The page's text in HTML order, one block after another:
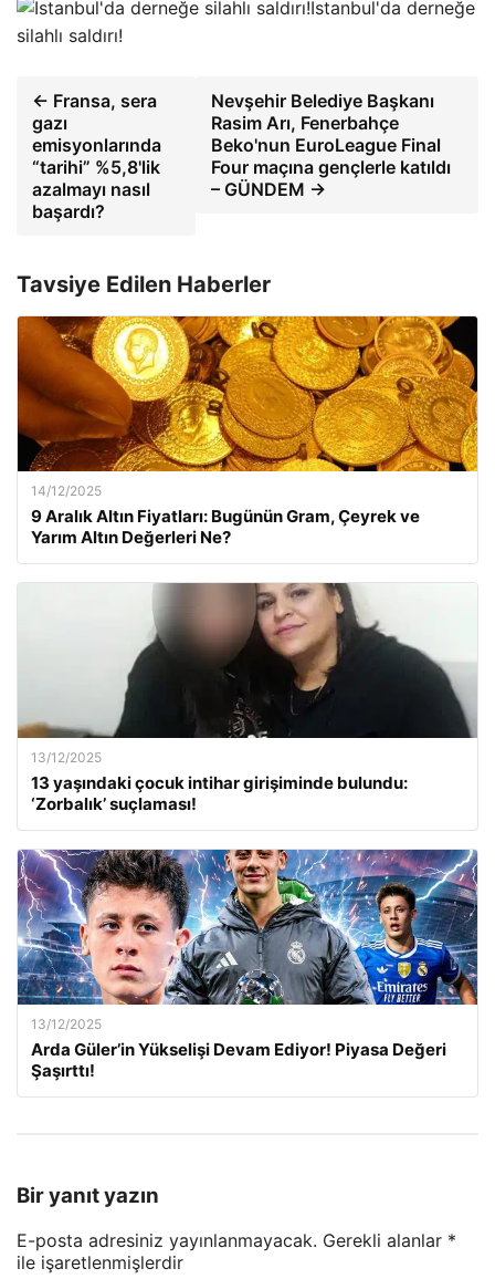
İstanbul'da derneğe
silahlı saldırı!
← Fransa, sera
gazı
emisyonlarında
“tarihi” %5,8'lik
azalmayı nasıl
başardı?
Nevşehir Belediye Başkanı
Rasim Arı, Fenerbahçe
Beko'nun EuroLeague Final
Four maçına gençlerle katıldı
– GÜNDEM →
Tavsiye Edilen Haberler
14/12/2025
9 Aralık Altın Fiyatları: Bugünün Gram, Çeyrek ve
Yarım Altın Değerleri Ne?
13/12/2025
13 yaşındaki çocuk intihar girişiminde bulundu:
‘Zorbalık’ suçlaması!
13/12/2025
Arda Güler’in Yükselişi Devam Ediyor! Piyasa Değeri
Şaşırttı!
Bir yanıt yazın
E-posta adresiniz yayınlanmayacak. Gerekli alanlar *
ile işaretlenmişlerdir